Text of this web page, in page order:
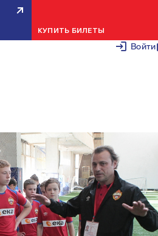
Войти
КУПИТЬ БИЛЕТЫ
ХОЧЕТСЯ
КОМАНДУ,